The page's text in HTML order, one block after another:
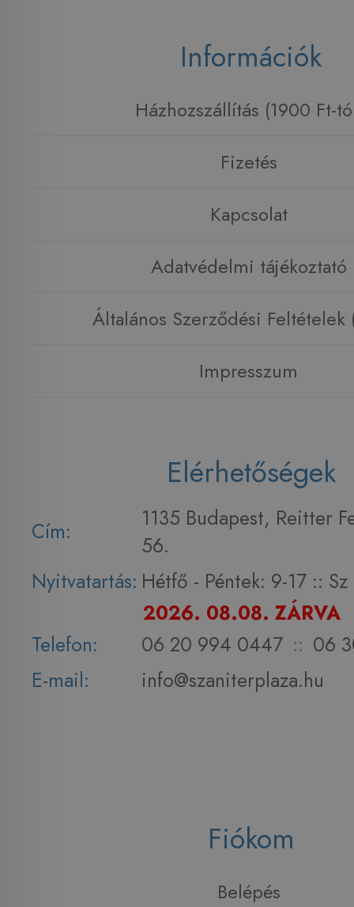
Információk
Házhozszállítás (1900 Ft-
Fizetés
Kapcsolat
Adatvédelmi tájékoztató
Általános Szerződési Feltételek
Impresszum
Elérhetőségek
Cím:
1135 Budapest, Reitter
56.
Nyitvatartás: Hétfő - Péntek: 9-17 :: Sz
2026. 08.08. ZÁRVA
Telefon:
06 20 994 0447 :: 06
E-mail:
info@szaniterplaza.hu
Fiókom
Belépés